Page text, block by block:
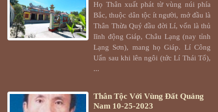
Họ Thân xuất phát từ vùng núi phía
Bắc, thuộc dân tộc ít người, mở đầu là
Thân Thừa Quý đầu đời Lí, vốn là thủ
lĩnh động Giáp, Châu Lạng (nay tỉnh
Lạng Sơn), mang họ Giáp. Lí Công
Uẩn sau khi lên ngôi (tức Lí Thái Tổ),
...
Thân Tộc Với Vùng Đất Quảng
Nam 10-25-2023